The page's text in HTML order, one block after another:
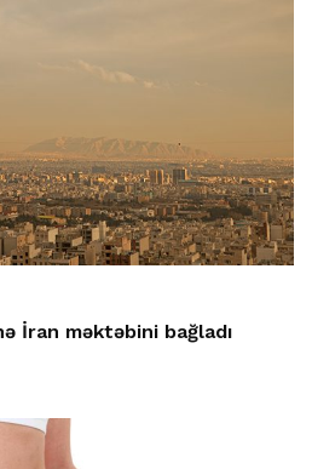
İran məktəbini bağladı